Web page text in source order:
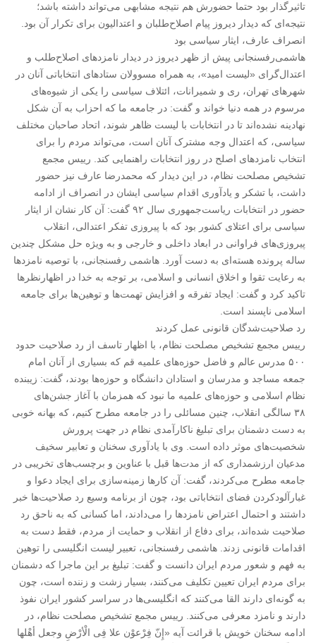
تاثیرگذار بود حتما حضورش هم نتیجه مشابهی می‌تواند داشته باشد؛
نتیجه‌ای که دیدار دیروز پیام اصلاح‌طلبان و اعتدالیون برای تکرار آن بود.
انصراف عارف، ایثار سیاسی بود
هاشمی‌رفسنجانی پیش از ظهر دیروز در دیدار نامزدهای اصلاح‌طلب و
اعتدال‌گرای «لیست امید»، به همراه مسوولان ستادهای انتخاباتی آنان در
شهرهای تهران، ری و شمیرانات، ائتلاف سیاسی را یکی از شیوه‌های
مرسوم در همه دنیا خواند و گفت: در جامعه ما که احزاب به آن شکل
نهادینه نشده‌اند تا در انتخابات با لیست ظاهر شوند، اتحاد صاحبان مختلف
سیاسی، که اعتدال وجه مشترک آنان است، می‌تواند مردم را برای
انتخاب نامزدهای اصلح در روز انتخابات راهنمایی کند. رییس مجمع
تشخیص مصلحت نظام، در این دیدار که محمدرضا عارف نیز حضور
داشت، با تشکر و یادآوری اقدام سیاسی ایشان در انصراف از ادامه
حضور در انتخابات ریاست‌جمهوری سال ۹۲ گفت: آن کار نشان از ایثار
سیاسی برای اعتلای کشور بود که با پیروزی تفکر اعتدالی، انقلاب
پیروزی‌های فراوانی در ابعاد داخلی و خارجی و به ویژه حل مشکل چندین
ساله پرونده هسته‌ای به دست آورد. هاشمی رفسنجانی، با توصیه نامزدها
به رعایت تقوا و اخلاق انسانی و اسلامی، بر توجه به خدا در اظهارنظرها
تاکید کرد و گفت: ایجاد تفرقه و افزایش تهمت‌ها و توهین‌ها برای جامعه
اسلامی ناپسند است.
رد صلاحیت‌شدگان قانونی عمل کردند
رییس مجمع تشخیص مصلحت نظام، با اظهار تاسف از رد صلاحیت حدود
۵۰۰ مدرس عالم و فاضل حوزه‌های علمیه قم که بسیاری از آنان امام
جمعه مساجد و مدرسان و استادان دانشگاه و حوزه‌ها بودند، گفت: زیبنده
نظام اسلامی و حوزه‌های علمیه ما نبود که همزمان با آغاز جشن‌های
۳۸ سالگی انقلاب، چنین مسائلی را در جامعه مطرح کنیم، که بهانه خوبی
به دست دشمنان برای تبلیغ ناکارآمدی نظام در جهت پرورش
شخصیت‌های موثر داده است. وی با یادآوری سخنان و تعابیر سخیف
مدعیان ارزشمداری که از مدت‌ها قبل با عناوین و برچسب‌های تخریبی در
جامعه مطرح می‌کردند، گفت: آن کارها زمینه‌سازی برای ایجاد دعوا و
غبارآلودکردن فضای انتخاباتی بود، چون از برنامه وسیع رد صلاحیت‌ها خبر
داشتند و احتمال اعتراض نامزدها را می‌دادند، اما کسانی که به ناحق رد
صلاحیت شده‌اند، برای دفاع از انقلاب و حمایت از مردم، فقط دست به
اقدامات قانونی زدند. هاشمی رفسنجانی، تعبیر لیست انگلیسی را توهین
به فهم و شعور مردم ایران دانست و گفت: تبلیغ بر این ماجرا که دشمنان
برای مردم ایران تعیین تکلیف می‌کنند، بسیار زشت و زننده است، چون
به گونه‌ای دارند القا می‌کنند که انگلیسی‌ها در سراسر کشور ایران نفوذ
دارند و نامزد معرفی می‌کنند. رییس مجمع تشخیص مصلحت نظام، در
ادامه سخنان خویش با قرائت آیه «إِنّ فِرْعوْن علا فِی الْأرْضِ وجعل أهْلها